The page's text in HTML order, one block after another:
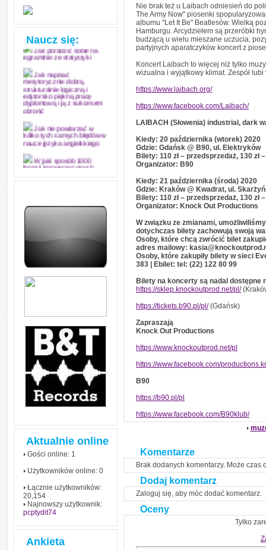
Naucz się:
egzamin? Poznaj metody
Jak poradzić sobie na
egzaminie ze statystyki
Jak napisać
merytorycznie dobrą,
strukturalnie logiczną i
edytorsko piękną pracę
dyplomową i ją z sukcesem
obronić
Jak nie powtarzać w
kółko tych samych błędów w
nauce języka angielskiego
W jaki sposób 1000
formuł konwersacyjnych
pozwoli Ci opanować język
Angielskie przyimki
zapamiętasz
zrozumiale wytłumaczył, na
czym polega mowa zależna
(reported speech) w języku
angielskim
dłużej!
Aktualnie online
Gości online: 1
Użytkowników online: 0
Łącznie użytkowników:
20,154
Najnowszy użytkownik:
pcptydit74
Ankieta
Nie brak też u Laibach odniesień do
The Army Now" piosenki
albumu "Let It Be" Beatlesów. Wielką
Hamburgu. Arcydziełem są przeróbki
budzącą u wielu mieszane uczucia,
partyjnych aparatczyków koncert z
Koncert Laibach to więcej niż tylko
wizualna i wyjątkowy klimat. Zespół
https://www.laibach.org/
https://www.facebook.com/Laibach/
LAIBACH (Słowenia) industrial, dark
Kiedy: 20 października (wtorek) 2020
Gdzie: Gdańsk @ B90, ul. Elektryków
Bilety: 110 zł – przedsprzedaż, 130 zł
Organizator: B90
Kiedy: 21 października (środa) 2020
Gdzie: Kraków @ Kwadrat, ul.
Bilety: 110 zł – przedsprzedaż, 130 zł
Organizator: Knock Out Productions
W związku ze zmianami,
dotychczas bilety zachowują swoją
Osoby, które chcą zwrócić bilet
adres mailowy:
Osoby, które zakupiły bilety w sieci
383 | Ebilet: tel: (22) 122 80 99
Bilety na koncerty są nadal dostępne
https://sklep.knockoutprod.net/pl/
https://tickets.b90.pl/pl/(Gdańsk)
Zapraszają
Knock Out Productions
https://www.knockoutprod.net/pl
https://www.facebook.com/
B90
https://b90.pl/pl
https://www.facebook.com/B90klub/
Komentarze
Brak dodanych komentarzy. Może czas
Dodaj komentarz
Zaloguj się, aby móc dodać komentarz.
Oceny
Tylko